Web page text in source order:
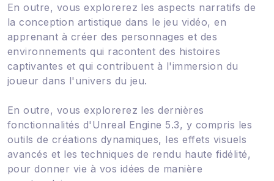
En outre, vous explorerez les aspects narratifs de
la conception artistique dans le jeu vidéo, en
apprenant à créer des personnages et des
environnements qui racontent des histoires
captivantes et qui contribuent à l'immersion du
joueur dans l'univers du jeu.
En outre, vous explorerez les dernières
fonctionnalités d'Unreal Engine 5.3, y compris les
outils de créations dynamiques, les effets visuels
avancés et les techniques de rendu haute fidélité,
pour donner vie à vos idées de manière